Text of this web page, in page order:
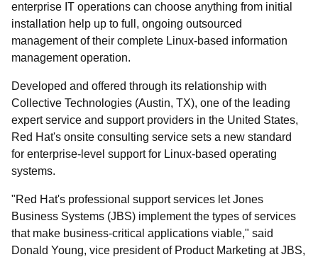
enterprise IT operations can choose anything from initial
installation help up to full, ongoing outsourced
management of their complete Linux-based information
management operation.
Developed and offered through its relationship with
Collective Technologies (Austin, TX), one of the leading
expert service and support providers in the United States,
Red Hat's onsite consulting service sets a new standard
for enterprise-level support for Linux-based operating
systems.
"Red Hat's professional support services let Jones
Business Systems (JBS) implement the types of services
that make business-critical applications viable," said
Donald Young, vice president of Product Marketing at JBS,